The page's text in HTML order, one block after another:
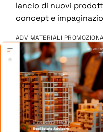
lancio di nuovi
concept e
ADV MATERIALI